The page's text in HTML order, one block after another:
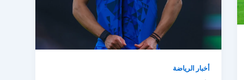
أخبار الرياضة